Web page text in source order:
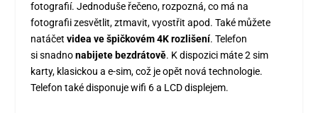
fotografií. Jednoduše řečeno, rozpozná, co má na
fotografii zesvětlit, ztmavit, vyostřit apod. Také můžete
natáčet videa ve špičkovém 4K rozlišení. Telefon
si snadnonabijete bezdrátově. K dispozici máte 2 sim
karty, klasickou a e-sim, což je opět nová technologie.
Telefon také disponuje wifi 6 a LCD displejem.